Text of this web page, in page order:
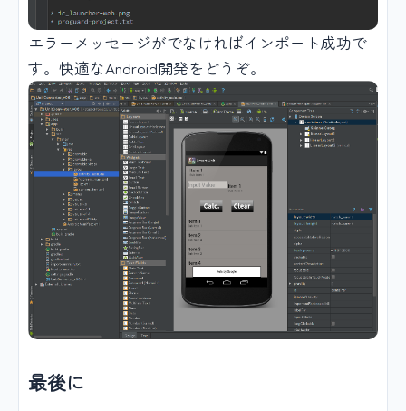
エラーメッセージがでなければインポート成功で
す。快適なAndroid開発をどうぞ。
最後に